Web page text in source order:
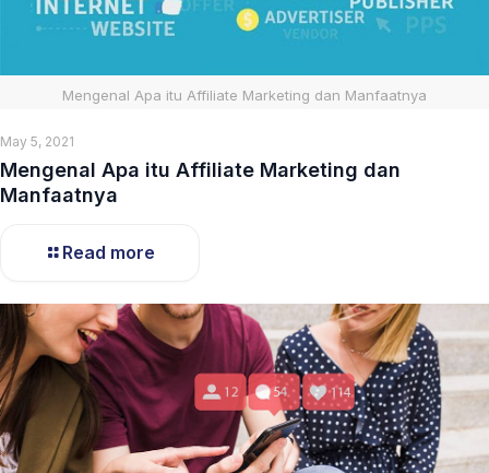
Mengenal Apa itu Affiliate Marketing dan Manfaatnya
May 5, 2021
Mengenal Apa itu Affiliate Marketing dan
Manfaatnya
Read more